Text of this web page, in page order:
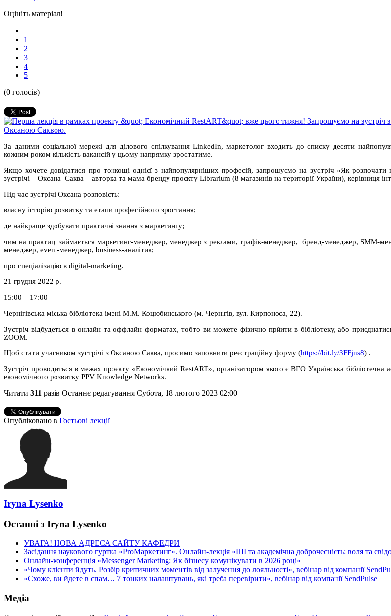
Оцініть матеріал!
1
2
3
4
5
(0 голосів)
За даними соціальної мережі для ділового спілкування LinkedIn, маркетолог входить до списку десяти
кожним роком кількість вакансій у цьому напрямку зростатиме.
Якщо хочете довідатися про тонкощі однієї з найпопулярніших професій, запрошуємо на зустріч «Як розпочати
зустрічі – Оксана Саква – авторка та мама бренду проєкту Librarium (8 магазинів на території України), керівниця
Під час зустрічі Оксана розповість:
власну історію розвитку та етапи професійного зростання;
де найкраще здобувати практичні знання з маркетингу;
чим на практиці займається маркетинг-менеджер, менеджер з реклами, трафік-менеджер, бренд-менеджер, SMM-
менеджер, event-менеджер, business-аналітик;
про спеціалізацію в digital-marketing.
21 грудня 2022 р.
15:00 – 17:00
Чернігівська міська бібліотека імені М.М. Коцюбинського (м. Чернігів, вул. Кирпоноса, 22).
Зустріч відбудеться в онлайн та оффлайн форматах, тобто ви можете фізично прйити в бібліотеку, або
ZOOM.
Щоб стати учасником зустрічі з Оксаною Саква, просимо заповнити реєстраційну форму (https://bit.ly/3FFjns8) .
Зустріч проводиться в межах проєкту «Економічний RestART», організатором якого є ВГО Українська бібліотечна
економічного розвитку PPV Knowledge Networks.
Читати 311 разів Останнє редагування Субота, 18 лютого 2023 02:00
Опубліковано в Гостьові лекції
Iryna Lysenko
Останні з Iryna Lysenko
УВАГА! НОВА АДРЕСА САЙТУ КАФЕДРИ
Засідання наукового гуртка «ProМаркетинг». Онлайн-лекція «ШІ та академічна доброчесність: воля та
Онлайн-конференція «Messenger Marketing: Як бізнесу комунікувати в 2026 році»
«Чому клієнти йдуть. Розбір критичних моментів від залучення до лояльності», вебінар від компанії
«Схоже, ви йдете в спам… 7 тонких налаштувань, які треба перевірити», вебінар від компанії SendPulse
Медіа